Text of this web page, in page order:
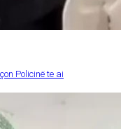
Policinë te ai